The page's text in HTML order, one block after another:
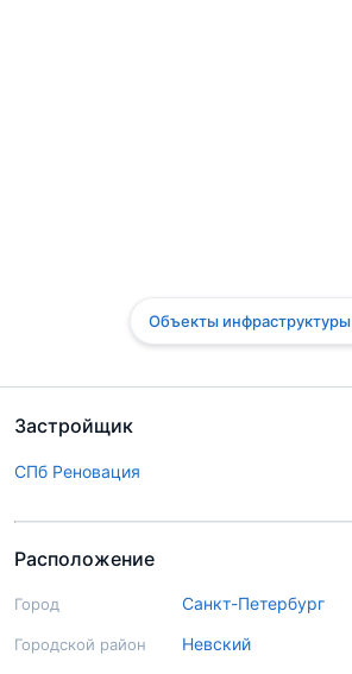
Застройщик
СПб Реновация
Расположение
Город Санкт-Петербург
Городской район Невский
Объекты инфраструктуры